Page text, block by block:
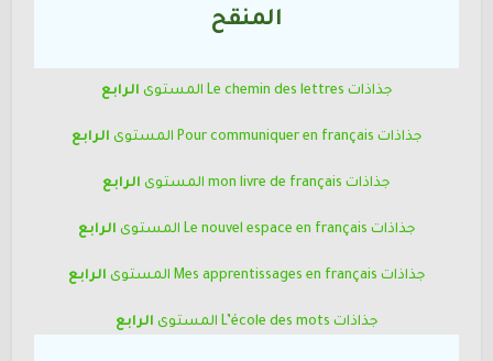
المنقح
جذاذات Le chemin des lettres المستوى الرابع
جذاذات Pour communiquer en français المستوى الرابع
جذاذات mon livre de français المستوى الرابع
جذاذات Le nouvel espace en français المستوى الرابع
جذاذات Mes apprentissages en français المستوى الرابع
جذاذات L’école des mots المستوى الرابع